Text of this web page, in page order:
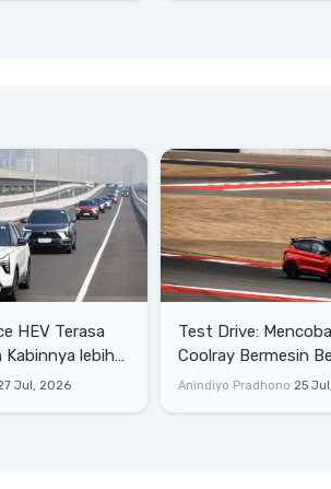
HEV Terasa
Kabinnya lebih
Jul, 2026
Test Drive: Mencoba Geely
Coolray Bermesin
di Sirkuit Mandalika
Anindiyo Pradhono 25